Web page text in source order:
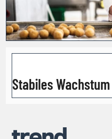
Stabiles